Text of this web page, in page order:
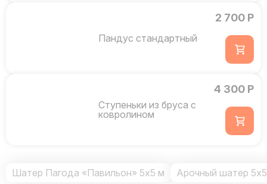
Пандус стандартный
2 700 Р
Ступеньки из бруса с
ковролином
4 300 Р
Шатер Пагода «Павильон» 5x5 м Арочный шатер